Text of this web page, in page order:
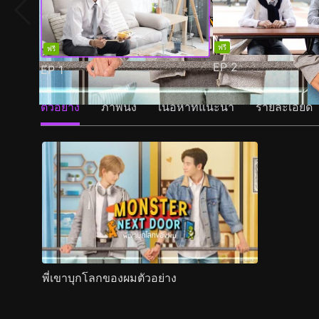
ฟรี
EP1
ฟรี
EP2
ตัวอย่าง ภาพนิ่ง เนื้อหาที่แนะนำ รายละเอียด
พี่เขาบุกโลกของผมตัวอย่าง